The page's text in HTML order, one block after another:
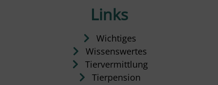
Links
Wichtiges
Wissenswertes
Tiervermittlung
Tierpension